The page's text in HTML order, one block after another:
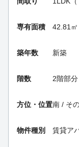
専有面積 42.81㎡
築年数 新築
階数 2階部分
方位・位置南 / そ
物件種別 賃貸ア